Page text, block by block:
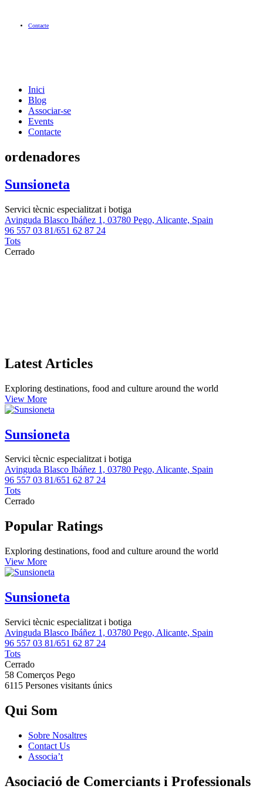
Contacte
Inici
Blog
Associar-se
Events
Contacte
ordenadores
Sunsioneta
Servici tècnic especialitzat i botiga
Avinguda Blasco Ibáñez 1, 03780 Pego, Alicante, Spain
96 557 03 81/651 62 87 24
Tots
Cerrado
Latest Articles
Exploring destinations, food and culture around the world
View More
Sunsioneta
Servici tècnic especialitzat i botiga
Avinguda Blasco Ibáñez 1, 03780 Pego, Alicante, Spain
96 557 03 81/651 62 87 24
Tots
Cerrado
Popular Ratings
Exploring destinations, food and culture around the world
View More
Sunsioneta
Servici tècnic especialitzat i botiga
Avinguda Blasco Ibáñez 1, 03780 Pego, Alicante, Spain
96 557 03 81/651 62 87 24
Tots
Cerrado
58 Comerços Pego
6115 Persones visitants únics
Qui Som
Sobre Nosaltres
Contact Us
Associa’t
Asociació de Comerciants i Professionals